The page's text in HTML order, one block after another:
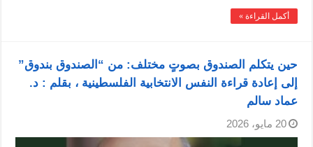
أكمل القراءة »
حين يتكلم الصندوق بصوتٍ مختلف: من “الصندوق بندوق”
إلى إعادة قراءة النفس الانتخابية الفلسطينية ، بقلم : د.
عماد سالم
20 مايو، 2026